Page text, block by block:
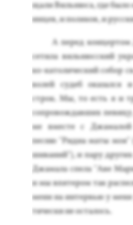
щали Виль­ню­са, где бы­ло
ин­цев, и по­ляков, и
А пе­ред кон­цертом
сети­ла виль­нюс­ский
ко-ка­толи­чес­кий со­бор
во­лей су­деб ока­зал­ся
строк. Мы, то есть я и
соп­ро­вож­давших
ме вмес­те с Джа­малой
пес­ню "Рид­на ма­ты
шива­ний"), и па­ру
Джа­мала спе­ла "Аве
и мы впя­тером так
мени на ин­тервью у
ти­чес­ки не ос­та­лось.